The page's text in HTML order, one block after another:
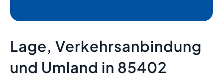
Lage, Verkehrsanbindung
und Umland in 85402